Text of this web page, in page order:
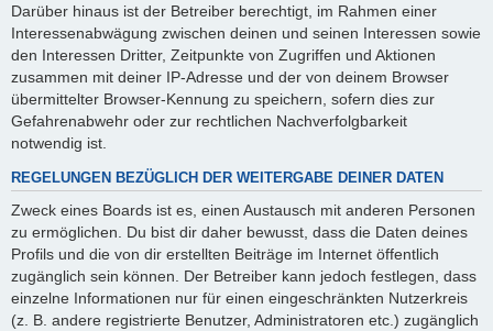
Darüber hinaus ist der Betreiber berechtigt, im Rahmen einer
Interessenabwägung zwischen deinen und seinen Interessen sowie
den Interessen Dritter, Zeitpunkte von Zugriffen und Aktionen
zusammen mit deiner IP-Adresse und der von deinem Browser
übermittelter Browser-Kennung zu speichern, sofern dies zur
Gefahrenabwehr oder zur rechtlichen Nachverfolgbarkeit
notwendig ist.
REGELUNGEN BEZÜGLICH DER WEITERGABE DEINER DATEN
Zweck eines Boards ist es, einen Austausch mit anderen Personen
zu ermöglichen. Du bist dir daher bewusst, dass die Daten deines
Profils und die von dir erstellten Beiträge im Internet öffentlich
zugänglich sein können. Der Betreiber kann jedoch festlegen, dass
einzelne Informationen nur für einen eingeschränkten Nutzerkreis
(z. B. andere registrierte Benutzer, Administratoren etc.) zugänglich